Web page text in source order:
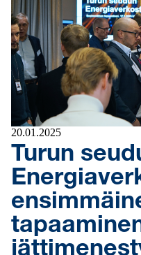
20.01.2025
Turun